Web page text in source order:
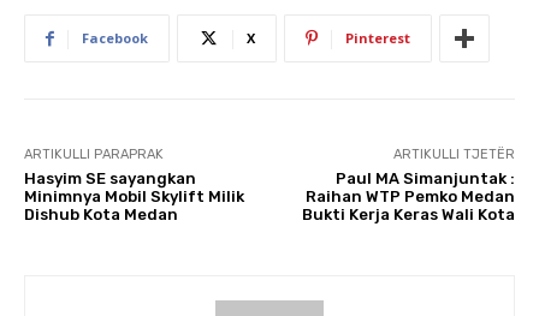
Facebook X Pinterest
ARTIKULLI PARAPRAK
Hasyim SE sayangkan
Minimnya Mobil Skylift Milik
Dishub Kota Medan
ARTIKULLI TJETËR
Paul MA Simanjuntak :
Raihan WTP Pemko Medan
Bukti Kerja Keras Wali Kota